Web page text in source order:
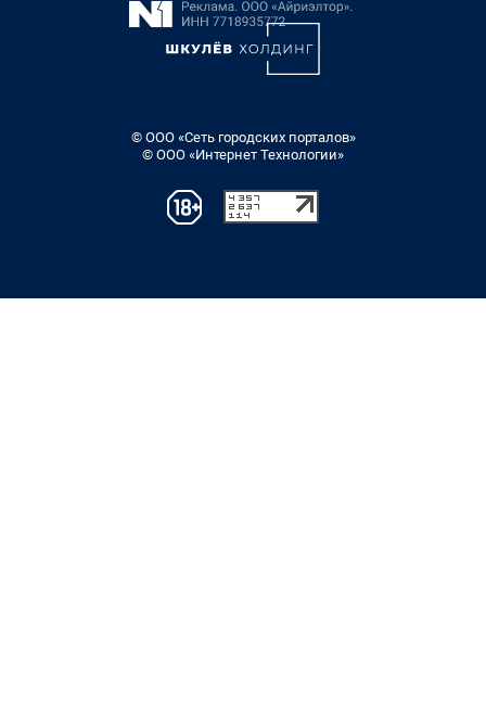
© ООО «Сеть городских порталов»
© ООО «Интернет Технологии»